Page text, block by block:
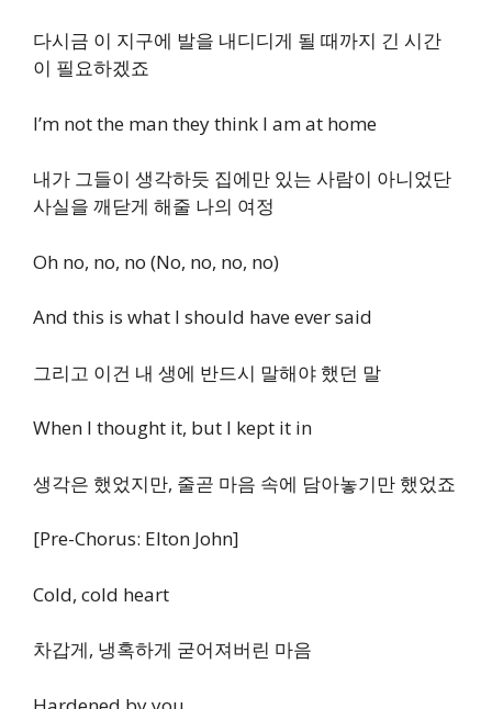
다시금 이 지구에 발을 내디디게 될 때까지 긴 시간
이 필요하겠죠
I’m not the man they think I am at home
내가 그들이 생각하듯 집에만 있는 사람이 아니었단
사실을 깨닫게 해줄 나의 여정
Oh no, no, no (No, no, no, no)
And this is what I should have ever said
그리고 이건 내 생에 반드시 말해야 했던 말
When I thought it, but I kept it in
생각은 했었지만, 줄곧 마음 속에 담아놓기만 했었죠
[Pre-Chorus: Elton John]
Cold, cold heart
차갑게, 냉혹하게 굳어져버린 마음